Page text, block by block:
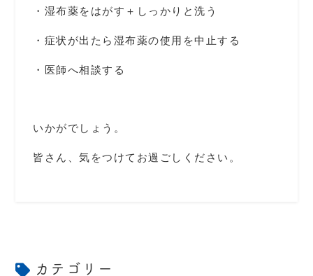
・湿布薬をはがす＋しっかりと洗う
・症状が出たら湿布薬の使用を中止する
・医師へ相談する
いかがでしょう。
皆さん、気をつけてお過ごしください。
カテゴリー